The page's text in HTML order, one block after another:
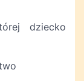
dziecko